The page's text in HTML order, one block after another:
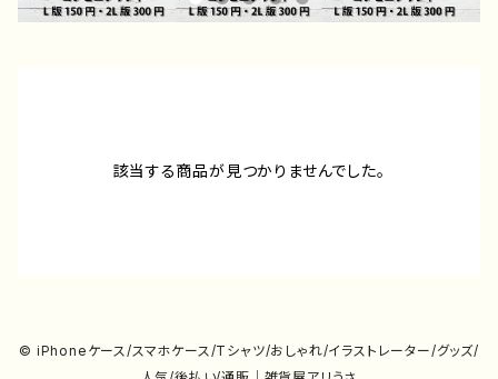
該当する商品が見つかりませんでした。
© iPhoneケース/スマホケース/Tシャツ/おしゃれ/イラストレーター/グッズ/